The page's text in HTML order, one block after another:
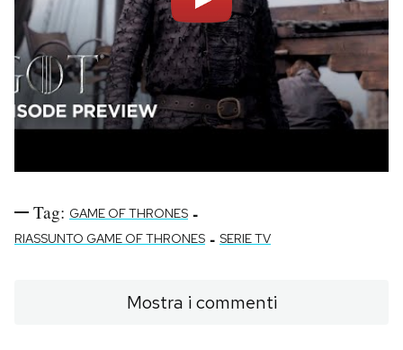
Tag: GAME OF THRONES -
RIASSUNTO GAME OF THRONES - SERIE TV
Mostra i commenti